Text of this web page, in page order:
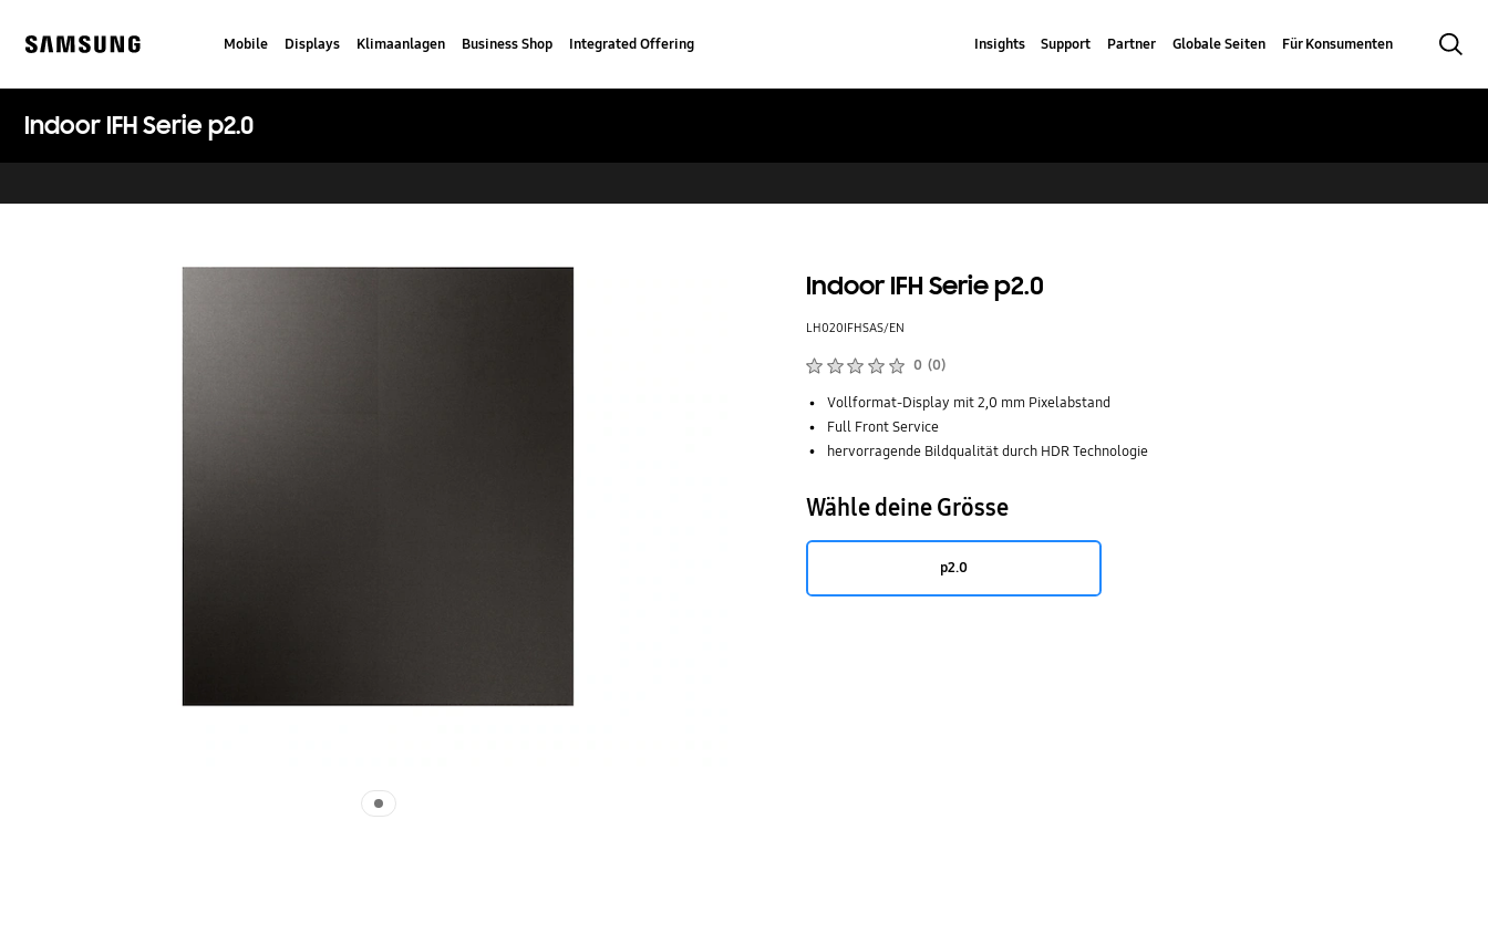
content
Mobile Displays Klimaanlagen Business Shop Integrated Offering Insights Support Partner Globale Seiten Für Konsumenten
Indoor IFH Serie p2.0
Indoor IFH Serie p2.0
LH020IFHSAS/EN
0 (0)
Vollformat-Display mit 2,0 mm Pixelabstand
Full Front Service
hervorragende Bildqualität durch HDR Technologie
Wähle deine Grösse
p2.0